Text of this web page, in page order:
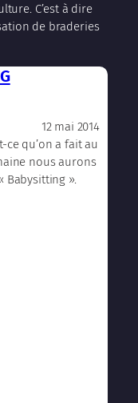
C’est à dire
de braderies
12 mai 2014
ce qu’on a fait au
nous aurons
Babysitting ».